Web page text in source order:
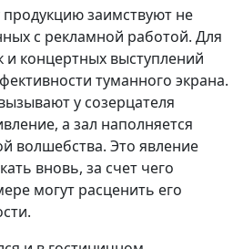
заимствуют не
с рекламной работой. Для
и концертных выступлений
туманного экрана.
у созерцателя
а зал наполняется
волшебства. Это явление
вновь, за счет чего
могут расценить его